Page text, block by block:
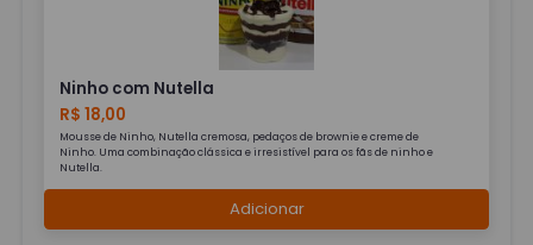
Ninho com Nutella
R$ 18,00
Mousse de Ninho, Nutella cremosa, pedaços de brownie e creme de
Ninho. Uma combinação clássica e irresistível para os fãs de ninho e
Nutella.
Adicionar